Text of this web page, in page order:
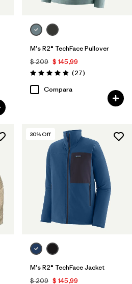
M's R2® TechFace Pullover
$ 209 $ 145,99
Valoración: 4.8 / 5
(27Comentarios
)
Compara
30% Off
M's R2® TechFace Jacket
$ 209 $ 145,99